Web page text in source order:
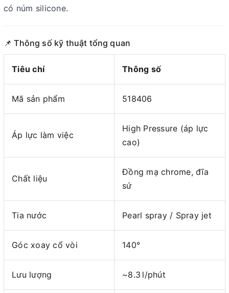
có núm silicone.
📌 Thông số kỹ thuật tổng quan
Tiêu chí Thông số
Mã sản phẩm 518406
Áp lực làm việc
High Pressure (áp lực
cao)
Chất liệu
Đồng mạ chrome, đĩa
sứ
Tia nước Pearl spray / Spray jet
Góc xoay cổ vòi 140°
Lưu lượng ~8.3 l/phút